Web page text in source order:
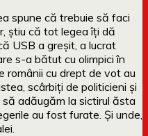
spune că trebuie să faci
știu că tot legea îți dă
USB a greșit, a lucrat
s-a bătut cu olimpici în
românii cu drept de vot au
scârbiți de politicieni și
adăugăm la sictirul ăsta
au fost furate. Și unde,